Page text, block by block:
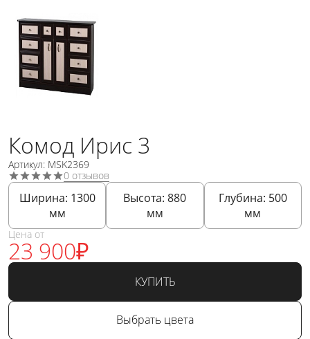
Комод Ирис 3
Артикул: MSK2369
0 отзывов
Ширина: 1300
мм
Высота:880
мм
Глубина: 500
мм
Цена от
23 900₽
КУПИТЬ
Выбрать цвета